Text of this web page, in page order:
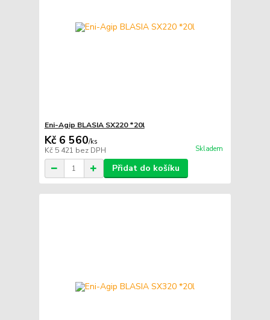
Eni-Agip BLASIA SX220 *20l
Kč 6 560/ks
Kč 5 421 bez DPH Skladem
Přidat do košíku